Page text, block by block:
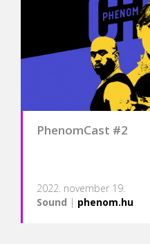
PhenomCast #2
2022. november 19.
Sound | phenom.hu